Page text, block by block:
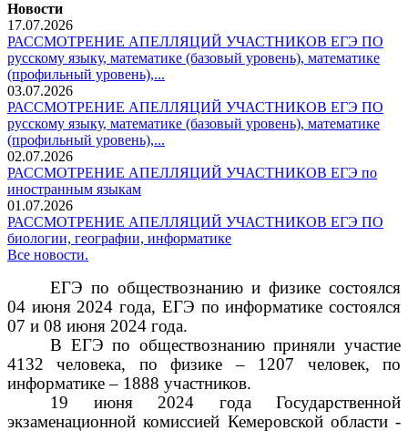
Новости
17.07.2026
РАССМОТРЕНИЕ АПЕЛЛЯЦИЙ УЧАСТНИКОВ ЕГЭ ПО
русскому языку, математике (базовый уровень), математике
(профильный уровень),...
03.07.2026
РАССМОТРЕНИЕ АПЕЛЛЯЦИЙ УЧАСТНИКОВ ЕГЭ ПО
русскому языку, математике (базовый уровень), математике
(профильный уровень),...
02.07.2026
РАССМОТРЕНИЕ АПЕЛЛЯЦИЙ УЧАСТНИКОВ ЕГЭ по
иностранным языкам
01.07.2026
РАССМОТРЕНИЕ АПЕЛЛЯЦИЙ УЧАСТНИКОВ ЕГЭ ПО
биологии, географии, информатике
Все новости.
ЕГЭ по обществознанию и физике состоялся
04 июня 2024 года, ЕГЭ по информатике состоялся
07 и 08 июня 2024 года.
В ЕГЭ по обществознанию приняли участие
4132 человека, по физике – 1207 человек, по
информатике – 1888 участников.
19 июня 2024 года Государственной
экзаменационной комиссией Кемеровской области -